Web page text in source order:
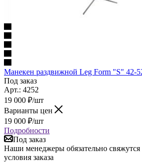
Манекен раздвижной Leg Form "S" 42-
Под заказ
Арт.: 4252
19 000 ₽/шт
Варианты цен
19 000 ₽/шт
Подробности
Под заказ
Наши менеджеры обязательно свяжутся
условия заказа